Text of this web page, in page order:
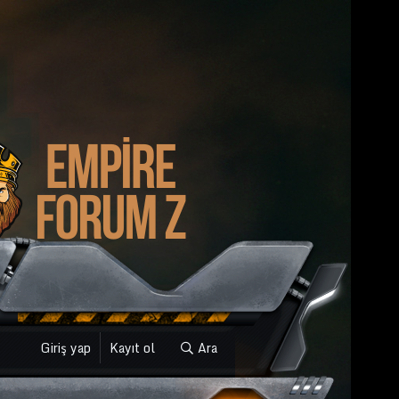
Giriş yap Kayıt ol Ara